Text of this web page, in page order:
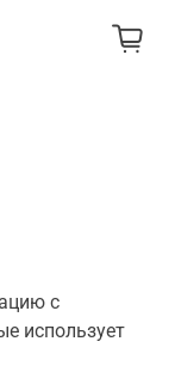
с
использует